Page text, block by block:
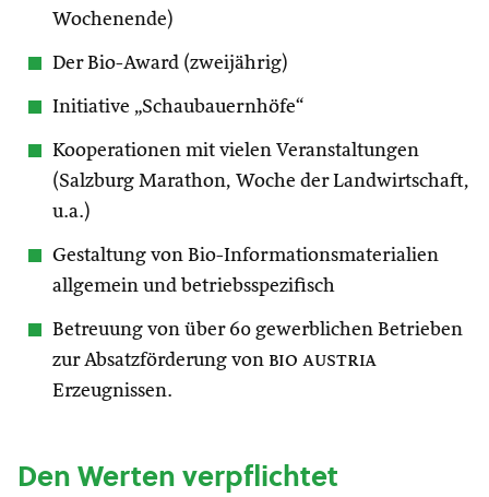
Wochenende)
Der Bio-Award (zweijährig)
Initiative „Schaubauernhöfe“
Kooperationen mit vielen Veranstaltungen
(Salzburg Marathon, Woche der Landwirtschaft,
u.a.)
Gestaltung von Bio-Informationsmaterialien
allgemein und betriebsspezifisch
Betreuung von über 60 gewerblichen Betrieben
zur Absatzförderung von bio austria
Erzeugnissen.
Den Werten verpflichtet